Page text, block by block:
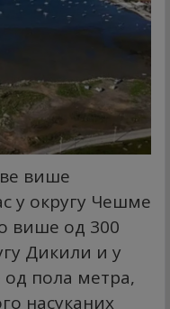
више
у округу Чешме
више од 300
Дикили и у
пола метра,
насуканих